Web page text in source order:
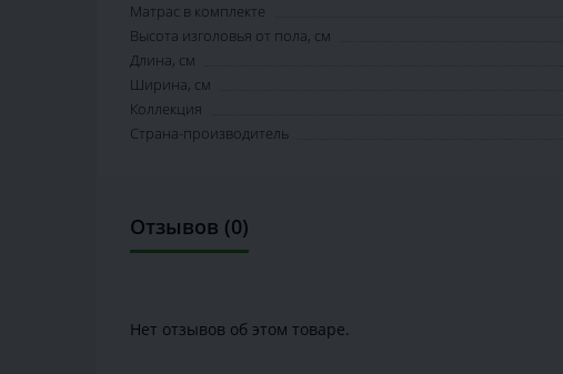
Матрас в комплекте
Высота изголовья от пола, см
Длина, см
Ширина, см
Коллекция
Страна-производитель
Отзывов (0)
Нет отзывов об этом товаре.